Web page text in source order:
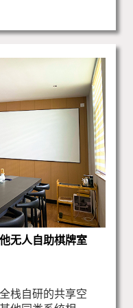
无人自助棋牌室
栈自研的共享空